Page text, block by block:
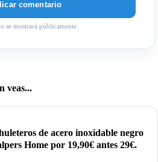
se mostrará públicamente.
veas...
de acero inoxidable negro
Home por 19,90€ antes 29€.